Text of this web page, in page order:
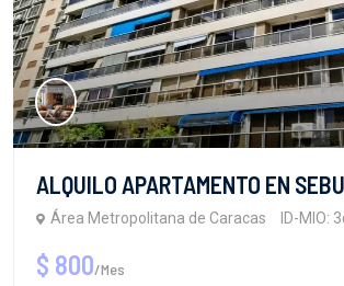
ALQUILO APARTAMENTO EN
Área Metropolitana de Caracas ID-MIO:
$ 800/Mes